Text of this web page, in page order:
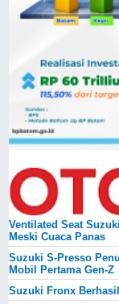
Ventilated Seat
Meski Cuaca Panas
Suzuki S-Presso
Mobil Pertama Gen-Z
Suzuki Fronx